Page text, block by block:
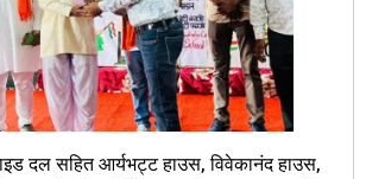
दल सहित आर्यभट्ट हाउस, विवेकानंद हाउस,